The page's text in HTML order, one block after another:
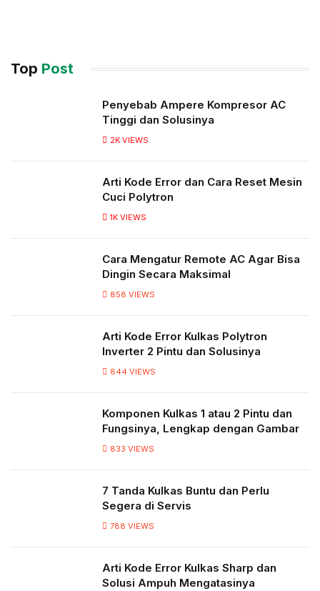
Top Post
Penyebab Ampere Kompresor AC
Tinggi dan Solusinya
2K VIEWS
Arti Kode Error dan Cara Reset Mesin
Cuci Polytron
1K VIEWS
Cara Mengatur Remote AC Agar Bisa
Dingin Secara Maksimal
858 VIEWS
Arti Kode Error Kulkas Polytron
Inverter 2 Pintu dan Solusinya
844 VIEWS
Komponen Kulkas 1 atau 2 Pintu dan
Fungsinya, Lengkap dengan Gambar
833 VIEWS
7 Tanda Kulkas Buntu dan Perlu
Segera di Servis
788 VIEWS
Arti Kode Error Kulkas Sharp dan
Solusi Ampuh Mengatasinya